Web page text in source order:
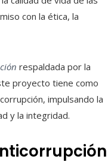
con la ética, la
respaldada por la
proyecto tiene como
impulsando la
y la integridad.